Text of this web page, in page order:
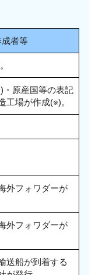
・豪州・TPP11
リ・タイ・イ
・豪州・TPP11
・韓国)：適用な
リ・タイ・イ
・豪州・TPP11
し
チリ・タイ・イ
％
ーシア・チ
ネイ
ム・インド・ペ
ジーランド・中
ニュージーラン
ーシア・チ
豪州・モンゴ
者等
・原産国等の表記
場が作成(※)。
外フォワダーが
外フォワダーが
送船が到着する